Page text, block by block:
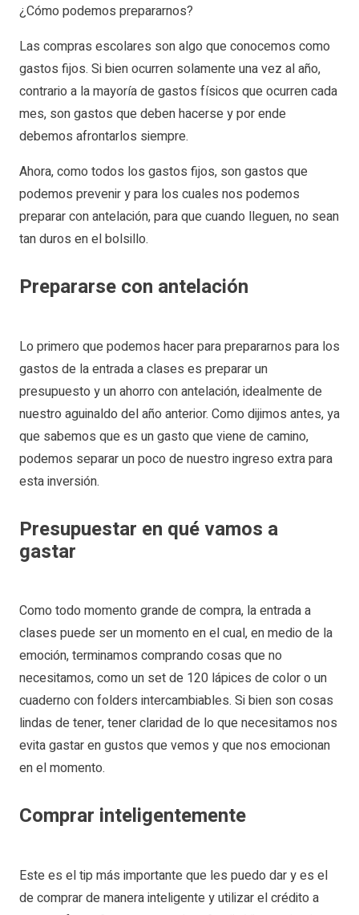
¿Cómo podemos prepararnos?
Las compras escolares son algo que conocemos como
gastos fijos. Si bien ocurren solamente una vez al año,
contrario a la mayoría de gastos físicos que ocurren cada
mes, son gastos que deben hacerse y por ende
debemos afrontarlos siempre.
Ahora, como todos los gastos fijos, son gastos que
podemos prevenir y para los cuales nos podemos
preparar con antelación, para que cuando lleguen, no sean
tan duros en el bolsillo.
Prepararse con antelación
Lo primero que podemos hacer para prepararnos para los
gastos de la entrada a clases es preparar un
presupuesto y un ahorro con antelación, idealmente de
nuestro aguinaldo del año anterior. Como dijimos antes, ya
que sabemos que es un gasto que viene de camino,
podemos separar un poco de nuestro ingreso extra para
esta inversión.
Presupuestar en qué vamos a
gastar
Como todo momento grande de compra, la entrada a
clases puede ser un momento en el cual, en medio de la
emoción, terminamos comprando cosas que no
necesitamos, como un set de 120 lápices de color o un
cuaderno con folders intercambiables. Si bien son cosas
lindas de tener, tener claridad de lo que necesitamos nos
evita gastar en gustos que vemos y que nos emocionan
en el momento.
Comprar inteligentemente
Este es el tip más importante que les puedo dar y es el
de comprar de manera inteligente y utilizar el crédito a